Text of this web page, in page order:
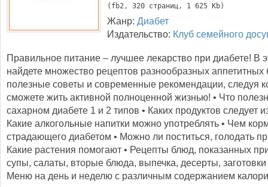
( fb2, 320 страниц, 1 625 Kb)
Жанр: Диабет
Издательство: Клуб семейного
Правильное питание – лучшее лекарство при диабете! В
найдете множество рецептов ­разнообразных аппетитных
полезные советы и современные рекомендации, следуя
сможете жить активной полноценной жизнью! • Что
сахарном диабете 1 и 2 типов • Каких продуктов следует
Какие алкогольные напитки можно употреблять • Чем
страдающего диабетом • Можно ли поститься, голодать
Какие растения помогают • Рецепты блюд, показанных
супы, салаты, вторые блюда, выпечка, десерты, заготовки
Меню на день и неделю с различным содержанием